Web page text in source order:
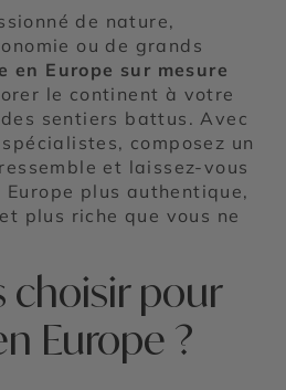
de nature,
ou de grands
en Europe sur mesure
le continent à votre
sentiers battus. Avec
composez un
et laissez-vous
plus authentique,
plus riche que vous ne
choisir pour
Europe ?